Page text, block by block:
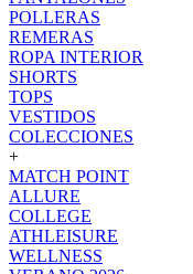
POLLERAS
REMERAS
ROPA INTERIOR
SHORTS
TOPS
VESTIDOS
COLECCIONES
+
MATCH POINT
ALLURE
COLLEGE
ATHLEISURE
WELLNESS